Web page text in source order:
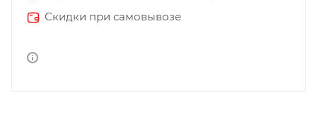
Скидки при самовывозе